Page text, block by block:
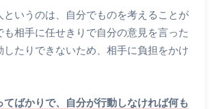
というのは、自分でものを考えることが
相手に任せきりで自分の意見を言った
したりできないため、相手に負担をかけ
てばかりで、自分が行動しなければ何も